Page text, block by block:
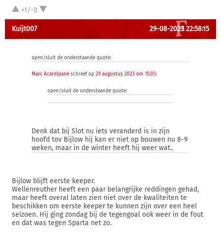
+1/-0
Kuijt007 29-08-2023 22:58:15
open/sluit de onderstaande quote:
Marc Acardipane schreef op 29 augustus 2023 om 15:05:
open/sluit de onderstaande quote:
Denk dat bij Slot nu iets veranderd is in zijn
hoofd tov Bijlow hij kan er niet op bouwen nu 8-9
weken, maar in de winter heeft hij weer wat..
Bijlow blijft eerste keeper.
Wellenreuther heeft een paar belangrijke reddingen gehad,
maar heeft overal laten zien niet over de kwaliteiten te
beschikken om eerste keeper te kunnen zijn over een heel
seizoen. Hij ging zondag bij de tegengoal ook weer in de fout
en dat was tegen Sparta net zo.